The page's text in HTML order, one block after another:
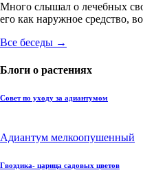
Много слышал о лечебных
его как наружное средство,
Все беседы →
Блоги о растениях
Совет по уходу за адиантумом
Адиантум мелкоопушенный
Гвоздика- царица садовых цветов